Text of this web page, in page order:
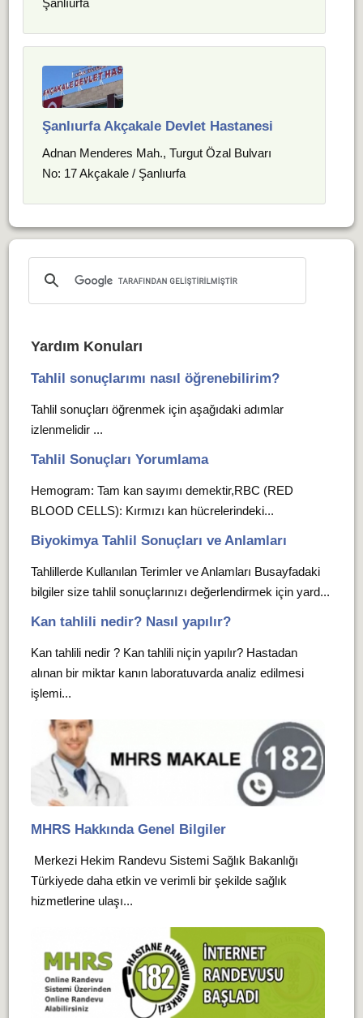
Şanlıurfa
Şanlıurfa Akçakale Devlet Hastanesi
Adnan Menderes Mah., Turgut Özal Bulvarı
No: 17 Akçakale / Şanlıurfa
Yardım Konuları
Tahlil sonuçlarımı nasıl öğrenebilirim?
Tahlil sonuçları öğrenmek için aşağıdaki adımlar
izlenmelidir ...
Tahlil Sonuçları Yorumlama
Hemogram: Tam kan sayımı demektir,RBC (RED
BLOOD CELLS): Kırmızı kan hücrelerindeki...
Biyokimya Tahlil Sonuçları ve Anlamları
Tahlillerde Kullanılan Terimler ve Anlamları Busayfadaki
bilgiler size tahlil sonuçlarınızı değerlendirmek için yard...
Kan tahlili nedir? Nasıl yapılır?
Kan tahlili nedir ? Kan tahlili niçin yapılır? Hastadan
alınan bir miktar kanın laboratuvarda analiz edilmesi
işlemi...
MHRS Hakkında Genel Bilgiler
Merkezi Hekim Randevu Sistemi Sağlık Bakanlığı
Türkiyede daha etkin ve verimli bir şekilde sağlık
hizmetlerine ulaşı...